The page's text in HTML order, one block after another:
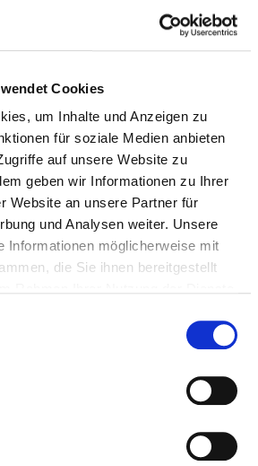
Cookies
um Inhalte und Anzeigen zu
für soziale Medien anbieten
auf unsere Website zu
geben wir Informationen zu Ihrer
Website an unsere Partner für
und Analysen weiter. Unsere
Informationen möglicherweise mit
die Sie ihnen bereitgestellt
FÜR KINDER- UND
(PQ04)
(PQ07)